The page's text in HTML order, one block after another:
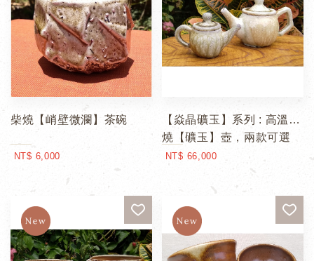
柴燒【峭壁微瀾】茶碗
NT$ 6,000
【焱晶礦玉】系列 : 高溫柴
燒【礦玉】壺，兩款可選
NT$ 66,000